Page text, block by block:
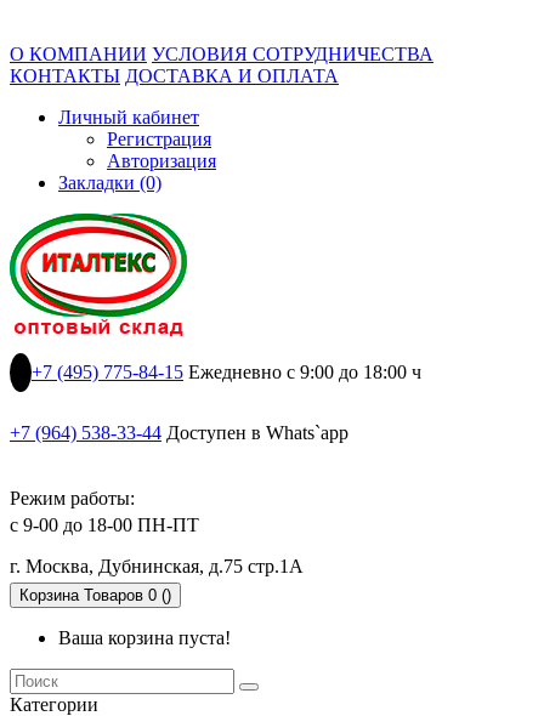
О КОМПАНИИ УСЛОВИЯ СОТРУДНИЧЕСТВА
КОНТАКТЫ ДОСТАВКА И ОПЛАТА
Личный кабинет
Регистрация
Авторизация
Закладки (0)
+7 (495) 775-84-15 Ежедневно с 9:00 до 18:00 ч
+7 (964) 538-33-44 Доступен в Whats`app
Режим работы:
с 9-00 до 18-00 ПН-ПТ
г. Москва, Дубнинская, д.75 стр.1А
Корзина Товаров 0 ()
Ваша корзина пуста!
Категории